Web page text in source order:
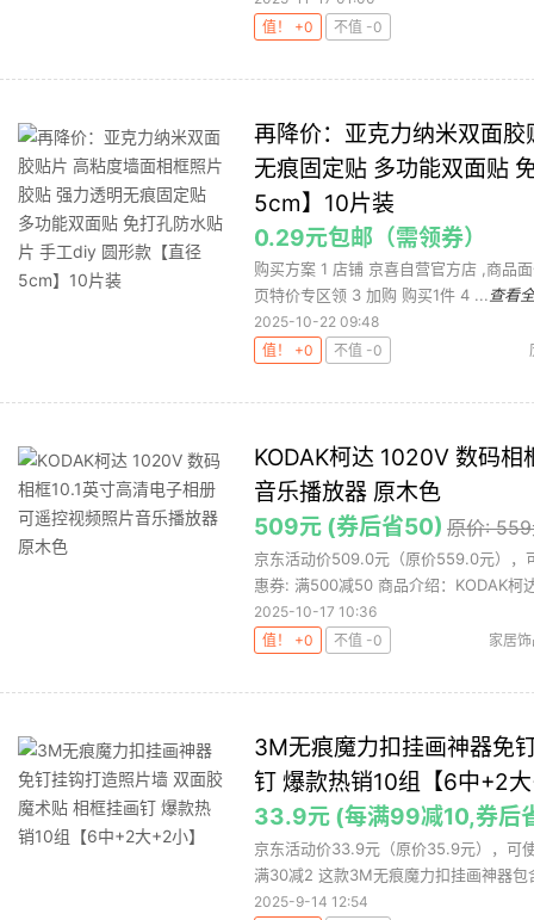
值！ +0
不值 -0
再降价：亚克力纳米双面
无痕固定贴 多功能双面贴
5cm】10片装
0.29元包邮（需领券）
购买方案 1 店铺 京喜自营官方店 ,商品
页特价专区领 3 加购 购买1件 4 ... 查看
2025-10-22 09:48
值！ +0
不值 -0
KODAK柯达 1020V 数码相
音乐播放器 原木色
509元 (券后省50) 原价:
京东活动价509.0元（原价559.0元），
惠券: 满500减50 商品介绍：KODAK柯
2025-10-17 10:36
值！ +0
不值 -0 家居
3M无痕魔力扣挂画神器免
钉 爆款热销10组【6中+2
33.9元 (每满99减10,券后
京东活动价33.9元（原价35.9元），可
满30减2 这款3M无痕魔力扣挂画神器包
2025-9-14 12:54